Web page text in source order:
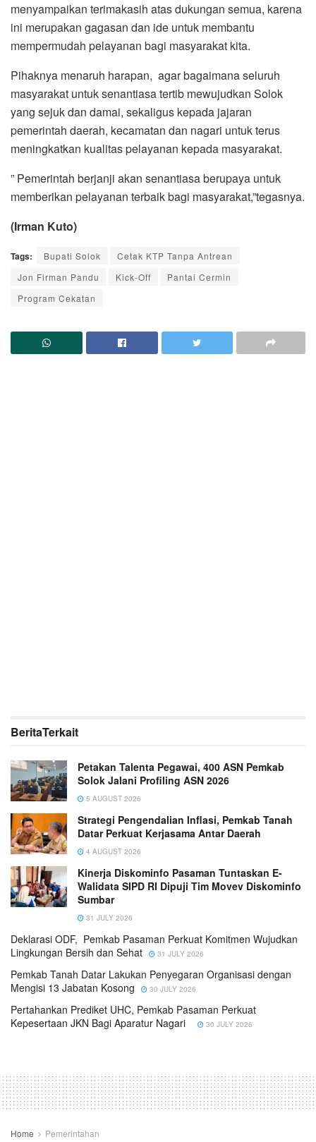
menyampaikan terimakasih atas dukungan semua, karena
ini merupakan gagasan dan ide untuk membantu
mempermudah pelayanan bagi masyarakat kita.
Pihaknya menaruh harapan, agar bagaimana seluruh
masyarakat untuk senantiasa tertib mewujudkan Solok
yang sejuk dan damai, sekaligus kepada jajaran
pemerintah daerah, kecamatan dan nagari untuk terus
meningkatkan kualitas pelayanan kepada masyarakat.
” Pemerintah berjanji akan senantiasa berupaya untuk
memberikan pelayanan terbaik bagi masyarakat,”tegasnya.
(Irman Kuto)
Tags: Bupati Solok
Cetak KTP Tanpa Antrean
Jon Firman Pandu
Kick-Off
Pantai Cermin
Program Cekatan
BeritaTerkait
Petakan Talenta Pegawai, 400 ASN Pemkab
Solok Jalani Profiling ASN 2026
5 AUGUST 2026
Strategi Pengendalian Inflasi, Pemkab Tanah
Datar Perkuat Kerjasama Antar Daerah
4 AUGUST 2026
Kinerja Diskominfo Pasaman Tuntaskan E-
Walidata SIPD RI Dipuji Tim Movev Diskominfo
Sumbar
31 JULY 2026
Deklarasi ODF, Pemkab Pasaman Perkuat Komitmen Wujudkan
Lingkungan Bersih dan Sehat
31 JULY 2026
Pemkab Tanah Datar Lakukan Penyegaran Organisasi dengan
Mengisi 13 Jabatan Kosong
30 JULY 2026
Pertahankan Prediket UHC, Pemkab Pasaman Perkuat
Kepesertaan JKN Bagi Aparatur Nagari
30 JULY 2026
Home Pemerintahan